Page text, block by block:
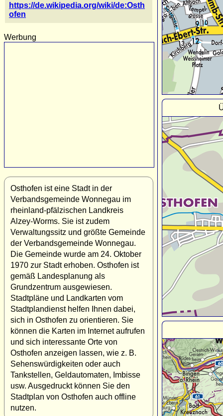
https://de.wikipedia.org/wiki/de:Osth
ofen
Werbung
Osthofen ist eine Stadt in der
Verbandsgemeinde Wonnegau im
rheinland-pfälzischen Landkreis
Alzey-Worms. Sie ist zudem
Verwaltungssitz und größte Gemeinde
der Verbandsgemeinde Wonnegau.
Die Gemeinde wurde am 24. Oktober
1970 zur Stadt erhoben. Osthofen ist
gemäß Landesplanung als
Grundzentrum ausgewiesen.
Stadtpläne und Landkarten vom
Stadtplandienst helfen Ihnen dabei,
sich in Osthofen zu orientieren. Sie
können die Karten im Internet aufrufen
und sich interessante Orte von
Osthofen anzeigen lassen, wie z. B.
Sehenswürdigkeiten oder auch
Tankstellen, Geldautomaten, Imbisse
usw. Ausgedruckt können Sie den
Stadtplan von Osthofen auch offline
nutzen.